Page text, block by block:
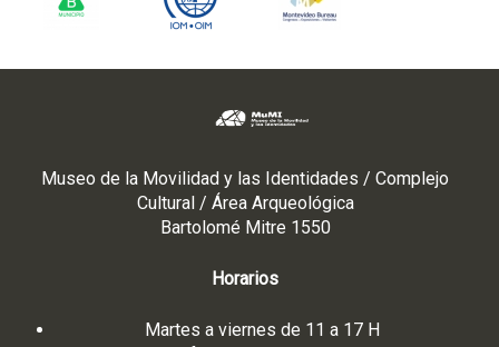
Museo de la Movilidad y las Identidades / Complejo
Cultural / Área Arqueológica
Bartolomé Mitre 1550
Horarios
Martes a viernes de 11 a 17 H